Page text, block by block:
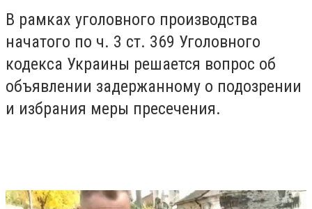
В рамках уголовного производства
начатого по ч. 3 ст. 369 Уголовного
кодекса Украины решается вопрос об
объявлении задержанному о подозрении
и избрания меры пресечения.